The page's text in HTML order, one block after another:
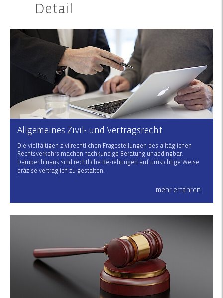
Detail
Allgemeines Zivil- und Vertragsrecht
Die vielfältigen zivilrechtlichen Fragestellungen des alltäglichen
Rechtsverkehrs machen fachkundige Beratung unabdingbar.
Darüber hinaus sind rechtliche Beziehungen auf umsichtige Weise
präzise vertraglich zu gestalten.
mehr erfahren